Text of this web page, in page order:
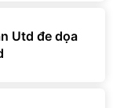
Utd đe dọa